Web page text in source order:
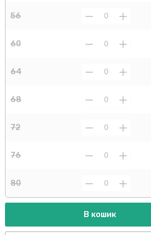
56
60
64
68
72
76
80
В кошик